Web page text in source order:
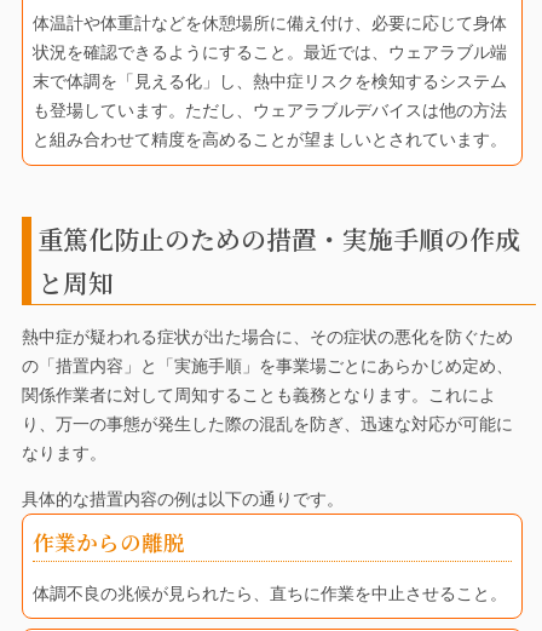
体温計や体重計などを休憩場所に備え付け、必要に応じて身体
状況を確認できるようにすること。最近では、ウェアラブル端
末で体調を「見える化」し、熱中症リスクを検知するシステム
も登場しています。ただし、ウェアラブルデバイスは他の方法
と組み合わせて精度を高めることが望ましいとされています。
重篤化防止のための措置・実施手順の作成
と周知
熱中症が疑われる症状が出た場合に、その症状の悪化を防ぐため
の「措置内容」と「実施手順」を事業場ごとにあらかじめ定め、
関係作業者に対して周知することも義務となります。これによ
り、万一の事態が発生した際の混乱を防ぎ、迅速な対応が可能に
なります。
具体的な措置内容の例は以下の通りです。
作業からの離脱
体調不良の兆候が見られたら、直ちに作業を中止させること。